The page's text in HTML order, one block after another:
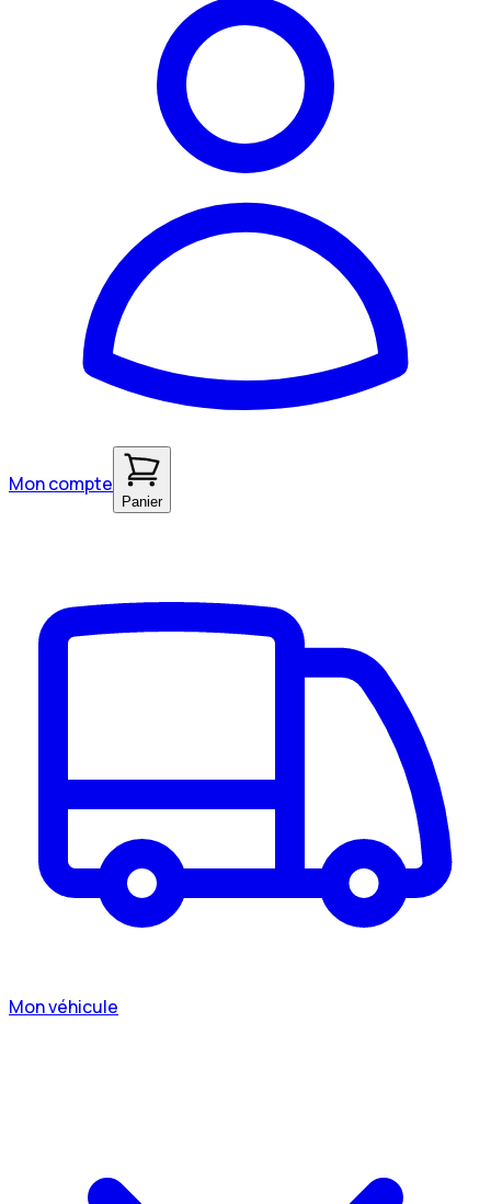
Mon compte
Panier
Mon véhicule